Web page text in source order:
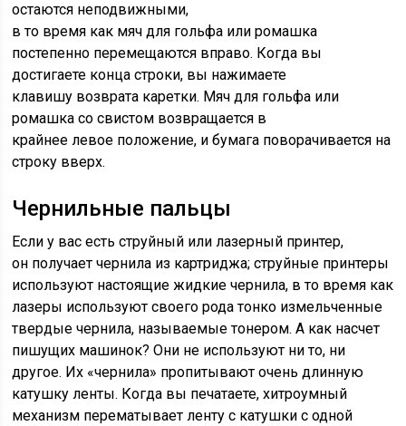
остаются неподвижными,
в то время как мяч для гольфа или ромашка
постепенно перемещаются вправо. Когда вы
достигаете конца строки, вы нажимаете
клавишу возврата каретки. Мяч для гольфа или
ромашка со свистом возвращается в
крайнее левое положение, и бумага поворачивается на
строку вверх.
Чернильные пальцы
Если у вас есть струйный или лазерный принтер,
он получает чернила из картриджа; струйные принтеры
используют настоящие жидкие чернила, в то время как
лазеры используют своего рода тонко измельченные
твердые чернила, называемые тонером. А как насчет
пишущих машинок? Они не используют ни то, ни
другое. Их «чернила» пропитывают очень длинную
катушку ленты. Когда вы печатаете, хитроумный
механизм перематывает ленту с катушки с одной